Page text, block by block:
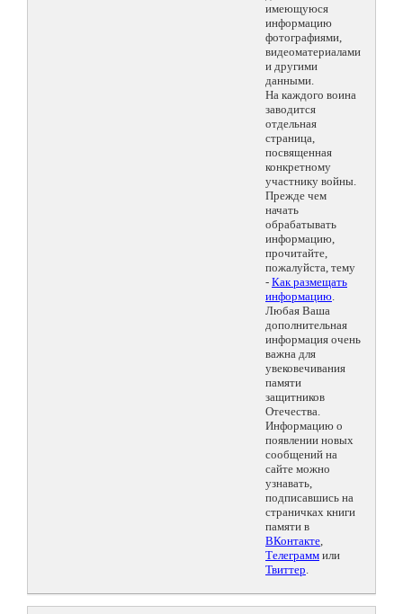
имеющуюся
информацию
фотографиями,
видеоматериалами
и другими
данными.
На каждого воина
заводится
отдельная
страница,
посвященная
конкретному
участнику войны.
Прежде чем
начать
обрабатывать
информацию,
прочитайте,
пожалуйста, тему
- Как размещать
информацию.
Любая Ваша
дополнительная
информация очень
важна для
увековечивания
памяти
защитников
Отечества.
Информацию о
появлении новых
сообщений на
сайте можно
узнавать,
подписавшись на
страничках книги
памяти в
ВКонтакте,
Телеграмм или
Твиттер.